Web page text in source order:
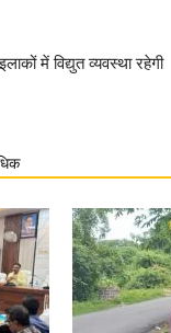
में विद्युत व्यवस्था रहेगी